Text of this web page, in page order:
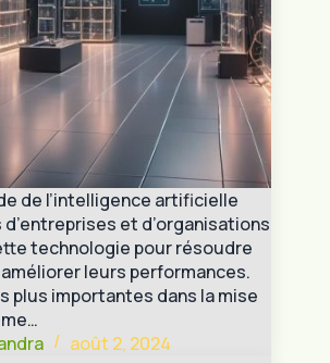
de l’intelligence artificielle
d’entreprises et d’organisations
technologie pour résoudre
leurs performances.
plus importantes dans la mise
août 2, 2024